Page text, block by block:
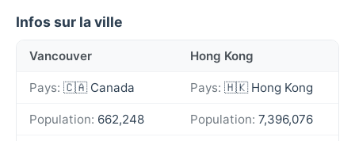
Infos sur la ville
Vancouver Hong Kong
Pays: 🇨🇦 Canada Pays: 🇭🇰 Hong Kong
Population: 662,248 Population: 7,396,076